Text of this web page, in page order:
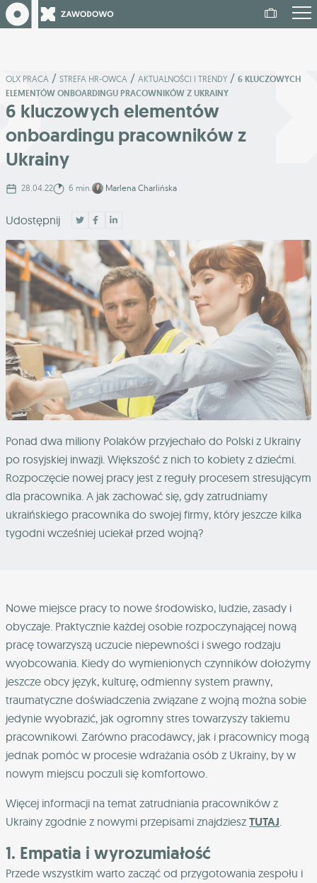
OLX PRACA / STREFA HR-OWCA / AKTUALNOŚCI I TRENDY / 6 KLUCZOWYCH
ELEMENTÓW ONBOARDINGU PRACOWNIKÓW Z UKRAINY
6 kluczowych elementów
onboardingu pracowników z
Ukrainy
28.04.22 6 min. Marlena Charlińska
Udostępnij
Ponad dwa miliony Polaków przyjechało do Polski z Ukrainy
po rosyjskiej inwazji. Większość z nich to kobiety z dziećmi.
Rozpoczęcie nowej pracy jest z reguły procesem stresującym
dla pracownika. A jak zachować się, gdy zatrudniamy
ukraińskiego pracownika do swojej firmy, który jeszcze kilka
tygodni wcześniej uciekał przed wojną?
Nowe miejsce pracy to nowe środowisko, ludzie, zasady i
obyczaje. Praktycznie każdej osobie rozpoczynającej nową
pracę towarzyszą uczucie niepewności i swego rodzaju
wyobcowania. Kiedy do wymienionych czynników dołożymy
jeszcze obcy język, kulturę, odmienny system prawny,
traumatyczne doświadczenia związane z wojną można sobie
jedynie wyobrazić, jak ogromny stres towarzyszy takiemu
pracownikowi. Zarówno pracodawcy, jak i pracownicy mogą
jednak pomóc w procesie wdrażania osób z Ukrainy, by w
nowym miejscu poczuli się komfortowo.
Więcej informacji na temat zatrudniania pracowników z
Ukrainy zgodnie z nowymi przepisami znajdziesz TUTAJ
1. Empatia i wyrozumiałość
Przede wszystkim warto zacząć od przygotowania zespołu i